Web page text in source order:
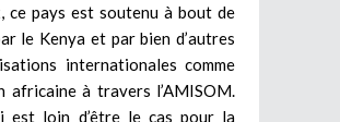
ce pays est soutenu à bout de
le Kenya et par bien d’autres
internationales comme
africaine à travers l’AMISOM.
est loin d’être le cas pour la